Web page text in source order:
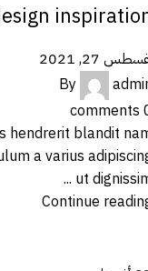
27, 2021
By
comments
hendrerit blandit
a varius
ut dignissim
Continue